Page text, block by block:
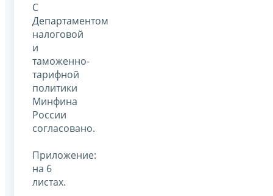
С
Департаментом
налоговой
и
таможенно-
тарифной
политики
Минфина
России
согласовано.
Приложение:
на 6
листах.